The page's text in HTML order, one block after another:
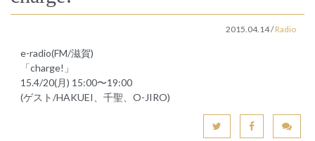
2015.04.14/Radio
e-radio(FM/滋賀)
「charge!」
15.4/20(月) 15:00〜19:00
(ゲスト/HAKUEI、千聖、O-JIRO)